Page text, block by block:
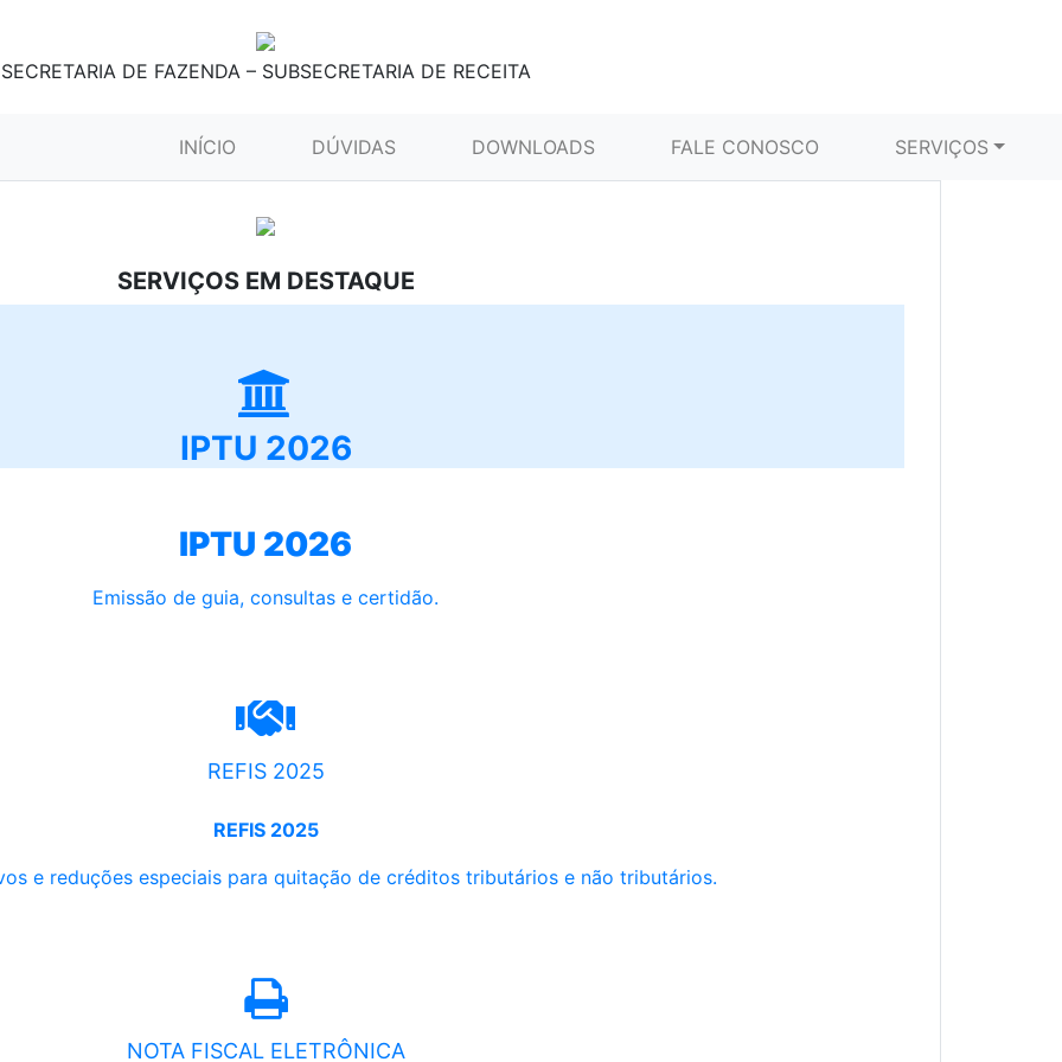
SECRETARIA DE FAZENDA – SUBSECRETARIA DE RECEITA
INÍCIO (CURRENT)DÚVIDAS DOWNLOADS FALE CONOSCO SERVIÇOS
SERVIÇOS EM DESTAQUE
IPTU 2026
IPTU 2026
Emissão de guia, consultas e certidão.
REFIS 2025
REFIS 2025
e reduções especiais para quitação de créditos tributários e não tributários.
NOTA FISCAL ELETRÔNICA